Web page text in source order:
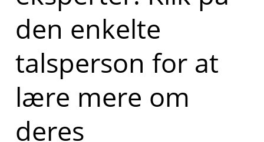
den enkelte
talsperson for at
lære mere om
deres